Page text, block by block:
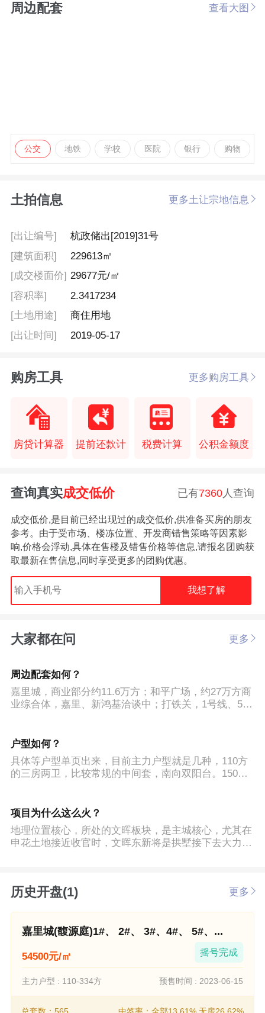
周边配套 查看大图
公交 地铁 学校 医院 银行 购物
土拍信息 更多土让宗地信息
[出让编号]
杭政储出[2019]31号
[建筑面积]
229613㎡
[成交楼面价] 29677元/㎡
[容积率]
2.3417234
[土地用途]
商住用地
[出让时间]
2019-05-17
购房工具 更多购房工具
房贷计算器 提前还款计 税费计算 公积金额度
查询真实成交低价 已有7360人查询
成交低价,是目前已经出现过的成交低价,供准备买房的朋友
参考。由于受市场、楼冻位置、开发商错售策略等因素影
响,价格会浮动,具体在售楼及错售价格等信息,请报名团购获
取最新在售信息,同时享受更多的团购优惠。
我想了解
大家都在问 更多
周边配套如何？
嘉里城，商业部分约11.6万方；和平广场，约27万方商
业综合体，嘉里、新鸿基洽谈中；打铁关，1号线、5号
源较好。
户型如何？
具体等户型单页出来，目前主力户型就是几种，110方
的三房两卫，比较常规的中间套，南向双阳台。150方
双套房的设计，而且有约7.8米面宽的横厅和同宽的大
阳台。
项目为什么这么火？
地理位置核心，所处的文晖板块，是主城核心，尤其在
申花土地接近收官时，文晖东新将是拱墅接下去大力发
还是让人担心最终品质。 配套来说，足够丰富了，地
要的是，套数多，565套一把梭哈，让社保幼子终于看
到了改善上车的希望。而且面积囊括110-334方，也是
历史开盘(1) 更多
嘉里城(馥源庭)1#、 2#、 3#、4#、 5#、...
摇号完成
54500元/㎡
主力户型 : 110-334方 预售时间 : 2023-06-15